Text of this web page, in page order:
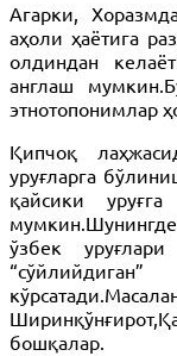
Агарки,
аҳоли ҳаётига
олдиндан
англаш
этнотопонимлар
Қипчоқ
уруғларга
қайсики
ўзбек
бошқалар.